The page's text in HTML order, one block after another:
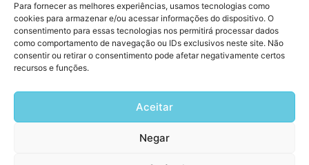
Para fornecer as melhores experiências, usamos tecnologias como
cookies para armazenar e/ou acessar informações do dispositivo. O
consentimento para essas tecnologias nos permitirá processar dados
como comportamento de navegação ou IDs exclusivos neste site. Não
consentir ou retirar o consentimento pode afetar negativamente certos
recursos e funções.
Aceitar
Negar
contato@sishosp.com.br
(19) 3743-4890 | (19) 99947-8017
Avenida Marechal Rondon, 338 Jd. Chapadão | Campinas, SP